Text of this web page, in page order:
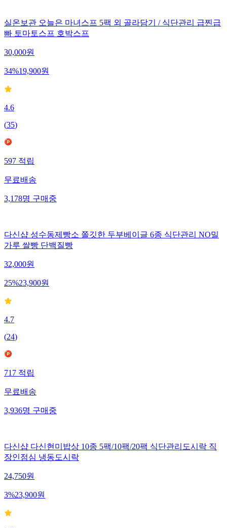
실온보관 오늘은 마녀스프 5팩 외 골라담기 / 식단관리 급찐급
빠 토마토스프 호박스프
30,000원
34%19,900원
4.6
(35)
597적립
무료배송
3,178명구매중
다신샵 성수동제빵소 쫄깃한 두부베이글 6종 식단관리 NO밀
가루 쌀빵 단백질빵
32,000원
25%23,900원
4.7
(24)
717적립
무료배송
3,936명구매중
다신샵 다신현미밥상 10종 5팩/10팩/20팩 식단관리도시락 직
장인점심 냉동도시락
24,750원
3%23,900원